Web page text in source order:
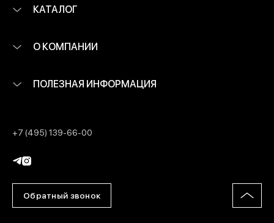
КАТАЛОГ
О КОМПАНИИ
ПОЛЕЗНАЯ ИНФОРМАЦИЯ
+7 (495) 139-66-00
Обратный звонок